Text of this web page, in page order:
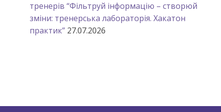
тренерів “Фільтруй інформацію – створюй
зміни: тренерська лабораторія. Хакатон
практик” 27.07.2026